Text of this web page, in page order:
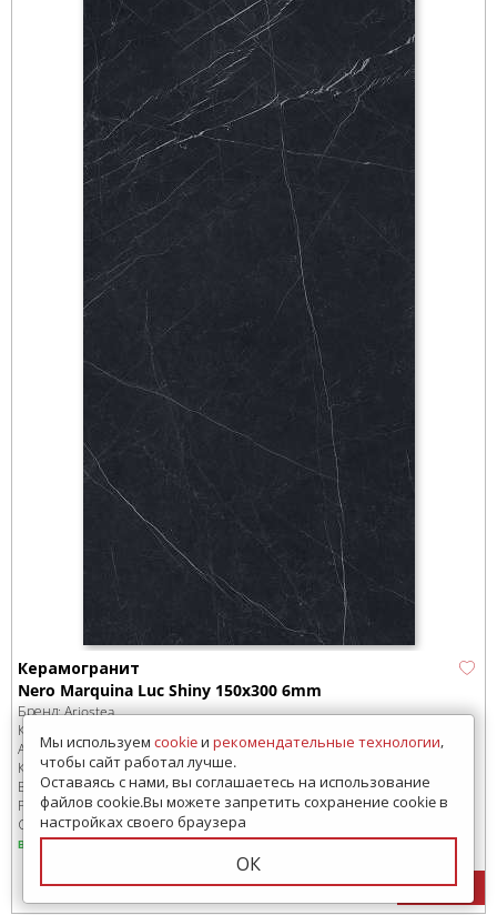
Керамогранит
Nero Marquina Luc Shiny 150x300 6mm
Бренд:Ariostea
Коллекция:
Артикул:UM6L300547
Код товара:SD-226692-99
В коробке:1 шт, 4.5 м2
Размер:1500x3000 мм
Сроки доставки: 1-3 дня
в наличии
Цена:18983руб./м2
Мы используем cookieи рекомендательные технологии,
чтобы сайт работал лучше.
Оставаясь с нами, вы соглашаетесь на использование
файлов cookie.Вы можете запретить сохранение cookie в
настройках своего браузера
ОК